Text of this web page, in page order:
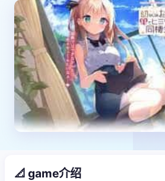
📐 game介绍